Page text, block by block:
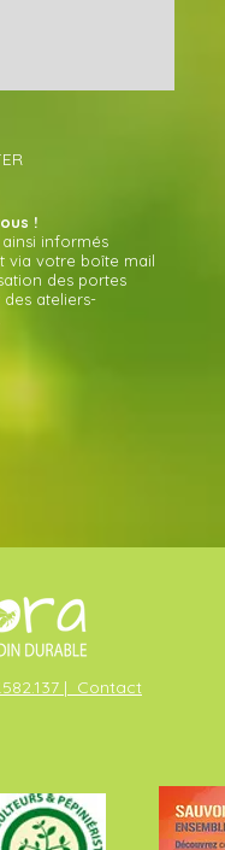
!
informés
via votre boîte mail
des portes
ateliers-
| Contact